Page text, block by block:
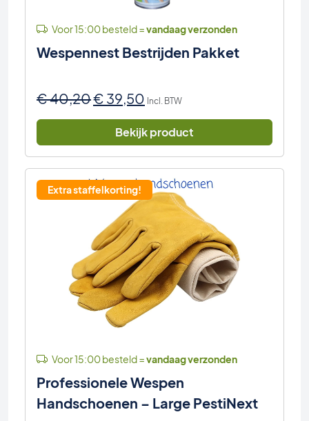
Voor 15:00 besteld =vandaag verzonden
Wespennest Bestrijden Pakket
€40,20Oorspronkelijke
was:
€ 40,20.
€ 39,50 Huidige
is:
€ 39,50.
Incl. BTW
Bekijk product
Extra staffelkorting!
Voor 15:00 besteld =vandaag verzonden
Professionele Wespen
Handschoenen – Large PestiNext